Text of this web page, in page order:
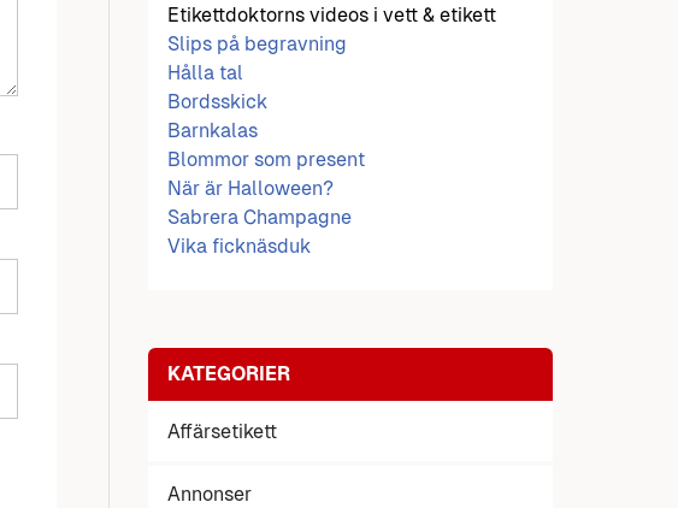
Etikettdoktorns videos i vett & etikett
Slips på begravning
Hålla tal
Bordsskick
Barnkalas
Blommor som present
När är Halloween?
Sabrera Champagne
Vika ficknäsduk
KATEGORIER
Affärsetikett
Annonser